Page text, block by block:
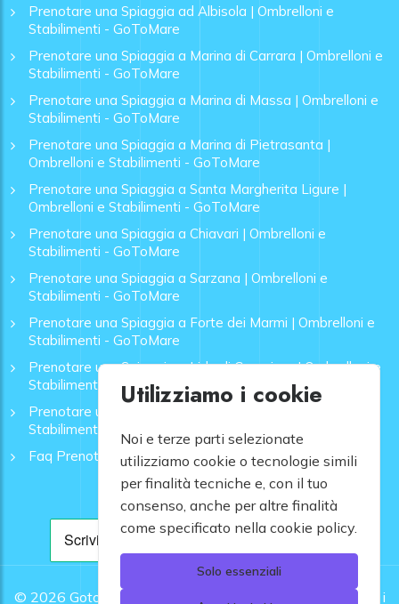
Prenotare una Spiaggia ad Albisola | Ombrelloni e
Stabilimenti - GoToMare
Prenotare una Spiaggia a Marina di Carrara | Ombrelloni e
Stabilimenti - GoToMare
Prenotare una Spiaggia a Marina di Massa | Ombrelloni e
Stabilimenti - GoToMare
Prenotare una Spiaggia a Marina di Pietrasanta |
Ombrelloni e Stabilimenti - GoToMare
Prenotare una Spiaggia a Santa Margherita Ligure |
Ombrelloni e Stabilimenti - GoToMare
Prenotare una Spiaggia a Chiavari | Ombrelloni e
Stabilimenti - GoToMare
Prenotare una Spiaggia a Sarzana | Ombrelloni e
Stabilimenti - GoToMare
Prenotare una Spiaggia a Forte dei Marmi | Ombrelloni e
Stabilimenti - GoToMare
Prenotare una Spiaggia a Lido di Camaiore | Ombrelloni e
Stabilimenti - GoToMare
Prenotare una Spiaggia a Rapallo | Ombrelloni e
Stabilimenti - GoToMare
Faq Prenotazione Spiagge
© 2026 Gotomare srl - Partita IVA 12948810960 . Tutti i
Utilizziamo i cookie
Noi e terze parti selezionate
utilizziamo cookie o tecnologie simili
per finalità tecniche e, con il tuo
consenso, anche per altre finalità
come specificato nella cookie policy.
Solo essenziali